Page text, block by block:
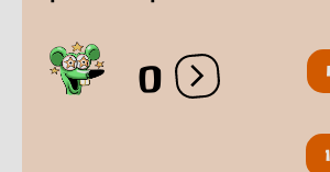
0 Ouvrir les